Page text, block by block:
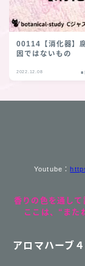
00114【消化器】
因ではないもの
2022.12.08 ■
Youtube：
香りの色を通し
ここは、“また
アロマハーブ